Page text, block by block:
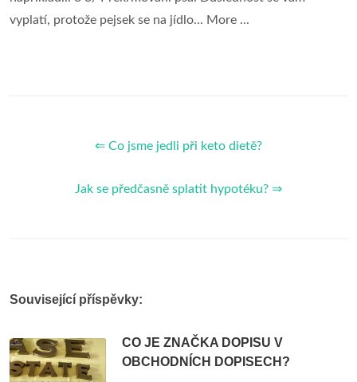
vyplatí, protože pejsek se na jídlo... More ...
⇐ Co jsme jedli při keto dietě?
Jak se předčasně splatit hypotéku? ⇒
Související příspěvky:
CO JE ZNAČKA DOPISU V
OBCHODNÍCH DOPISECH?